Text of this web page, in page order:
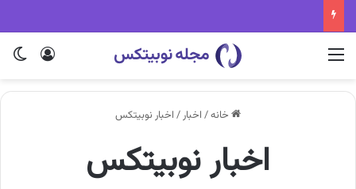
ورود منو
خانه/ اخبار/ اخبار نوبیتکس
اخبار نوبیتکس